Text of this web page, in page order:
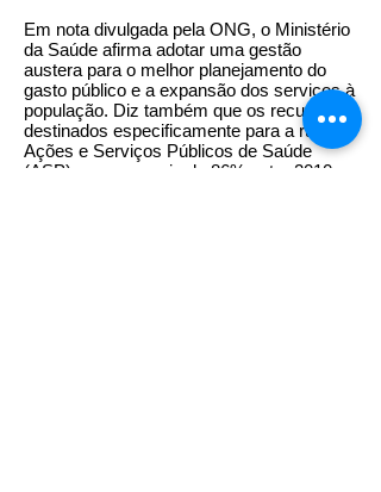
Em nota divulgada pela ONG, o Ministério
da Saúde afirma adotar uma gestão
austera para o melhor planejamento do
gasto público e a expansão dos serviços à
população. Diz também que os recursos
destinados especificamente para a rubrica
Ações e Serviços Públicos de Saúde
(ASP) cresceu mais de 86% entre 2010 e